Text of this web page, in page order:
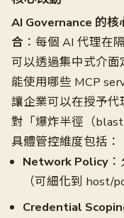
AI Governance 的核
合 ：每個 AI 代理在
可以透過集中式介面
能使用哪些 MCP
讓企業可以在授予
對「爆炸半徑（blast
具體管控維度包括：
Network Policy
（可細化到 host/
Credential